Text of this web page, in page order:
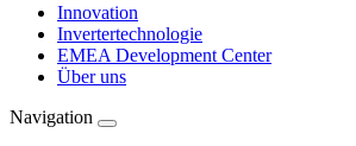
Innovation
Invertertechnologie
EMEA Development Center
Über uns
Navigation